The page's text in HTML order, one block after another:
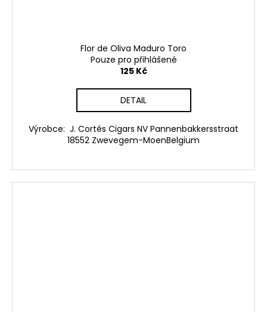
Flor de Oliva Maduro Toro
Pouze pro přihlášené
125 Kč
DETAIL
Výrobce: J. Cortés Cigars NV Pannenbakkersstraat
18552 Zwevegem-MoenBelgium